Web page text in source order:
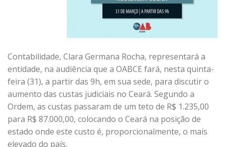
Contabilidade, Clara Germana Rocha, representará a
entidade, na audiência que a OABCE fará, nesta quinta-
feira (31), a partir das 9h, em sua sede, para discutir o
aumento das custas judiciais no Ceará. Segundo a
Ordem, as custas passaram de um teto de R$ 1.235,00
para R$ 87.000,00, colocando o Ceará na posição de
estado onde este custo é, proporcionalmente, o mais
elevado do país.